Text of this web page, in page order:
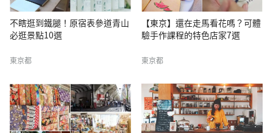
不瞎逛到鐵腿！原宿表參道青山
必逛景點10選
東京都
【東京】還在走馬看花嗎？可體
驗手作課程的特色店家7選
東京都